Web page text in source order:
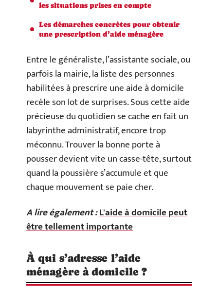
les situations prises en compte
Les démarches concrètes pour obtenir
une prescription d’aide ménagère
Entre le généraliste, l’assistante sociale, ou
parfois la mairie, la liste des personnes
habilitées à prescrire une aide à domicile
recèle son lot de surprises. Sous cette aide
précieuse du quotidien se cache en fait un
labyrinthe administratif, encore trop
méconnu. Trouver la bonne porte à
pousser devient vite un casse-tête, surtout
quand la poussière s’accumule et que
chaque mouvement se paie cher.
A lire également :L'aide à domicile peut
être tellement importante
À qui s’adresse l’aide
ménagère à domicile ?